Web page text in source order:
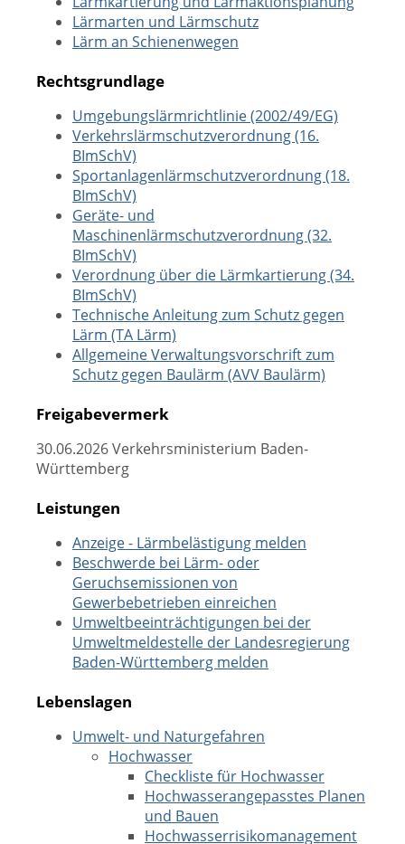
Lärmarten und Lärmschutz
Lärm an Schienenwegen
Rechtsgrundlage
Umgebungslärmrichtlinie (2002/49/EG)
Verkehrslärmschutzverordnung (16.
BImSchV)
Sportanlagenlärmschutzverordnung (18.
BImSchV)
Geräte- und
Maschinenlärmschutzverordnung (32.
BImSchV)
Verordnung über die Lärmkartierung (34.
BImSchV)
Technische Anleitung zum Schutz gegen
Lärm (TA Lärm)
Allgemeine Verwaltungsvorschrift zum
Schutz gegen Baulärm (AVV Baulärm)
Freigabevermerk
30.06.2026 Verkehrsministerium Baden-
Württemberg
Leistungen
Anzeige - Lärmbelästigung melden
Beschwerde bei Lärm- oder
Geruchsemissionen von
Gewerbebetrieben einreichen
Umweltbeeinträchtigungen bei der
Umweltmeldestelle der Landesregierung
Baden-Württemberg melden
Lebenslagen
Umwelt- und Naturgefahren
Hochwasser
Checkliste für Hochwasser
Hochwasserangepasstes Planen
und Bauen
Hochwasserrisikomanagement